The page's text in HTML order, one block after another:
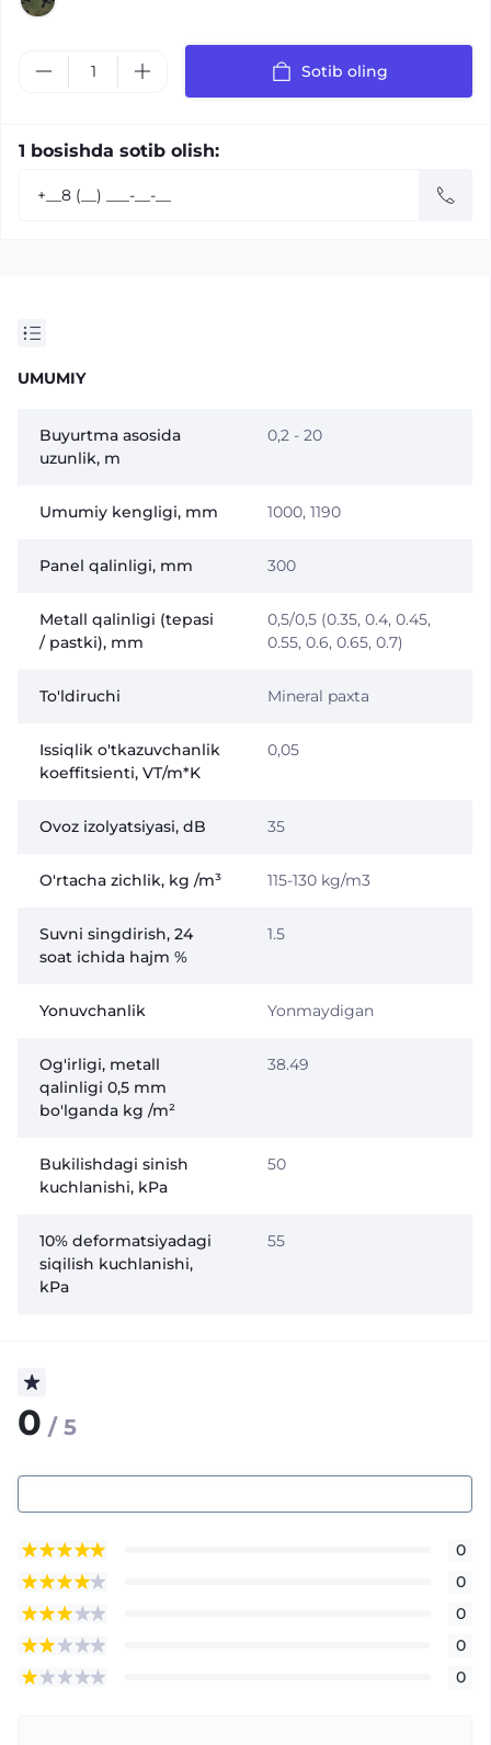
Sotib oling
1 bosishda sotib olish:
UMUMIY
Buyurtma asosida
uzunlik, m
0,2 - 20
Umumiy kengligi, mm 1000, 1190
Panel qalinligi, mm 300
Metall qalinligi (tepasi
/ pastki), mm
0,5/0,5 (0.35, 0.4, 0.45,
0.55, 0.6, 0.65, 0.7)
To'ldiruchi Mineral paxta
Issiqlik o'tkazuvchanlik
koeffitsienti, VT/m*K
0,05
Ovoz izolyatsiyasi, dB 35
O'rtacha zichlik, kg /m³ 115-130 kg/m3
Suvni singdirish, 24
soat ichida hajm %
1.5
Yonuvchanlik Yonmaydigan
Og'irligi, metall
qalinligi 0,5 mm
bo'lganda kg /m²
38.49
Bukilishdagi sinish
kuchlanishi, kPa
50
10% deformatsiyadagi
siqilish kuchlanishi,
kPa
55
0 / 5
0
0
0
0
0